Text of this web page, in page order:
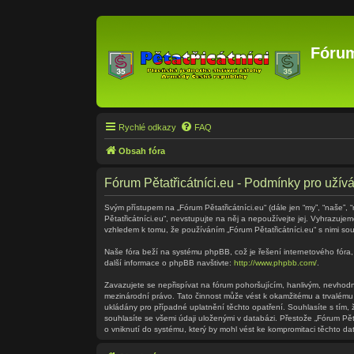
Rychlé odkazy FAQ
Obsah fóra
Fórum Pětatřicátníci.eu - Podmínky pro
Svým přístupem na „Fórum Pětatřicátníci.eu“ (dále jen “my”,
Pětatřicátníci.eu“, nevstupujte na něj a nepoužívejte jej.
vzhledem k tomu, že používáním „Fórum Pětatřicátníci.eu“ s nimi
Naše fóra beží na systému phpBB, což je řešení internetového fóra,
další informace o phpBB navštivte: http://www.phpbb.com/
Zavazujete se nepřispívat na fórum pohoršujícím, hanlivým,
mezinárodní právo. Tato činnost může vést k okamžitému a
ukládány pro případné uplatnění těchto opatření. Souhlasíte s tím,
souhlasíte se všemi údaji uloženými v databázi. Přestože „Fórum
o vniknutí do systému, který by mohl vést ke kompromitaci těchto dat.